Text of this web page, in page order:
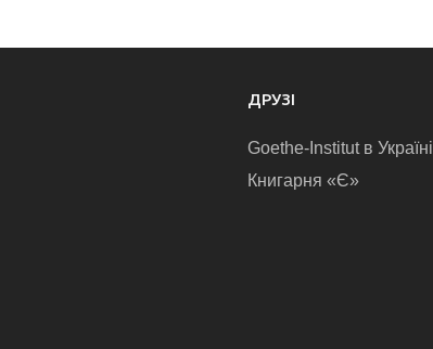
ДРУЗІ
Goethe-Institut в Україні
Книгарня «Є»